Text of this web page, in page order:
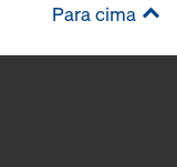
Para cima